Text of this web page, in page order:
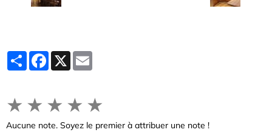
PartagerFacebook
X
★ ★ ★ ★ ★
Aucune note. Soyez le premier à attribuer une note !